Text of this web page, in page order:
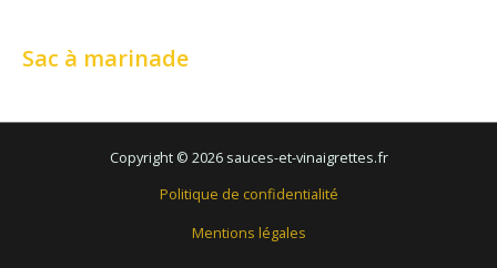
Sac à marinade
Copyright © 2026 sauces-et-vinaigrettes.fr
Politique de confidentialité
Mentions légales